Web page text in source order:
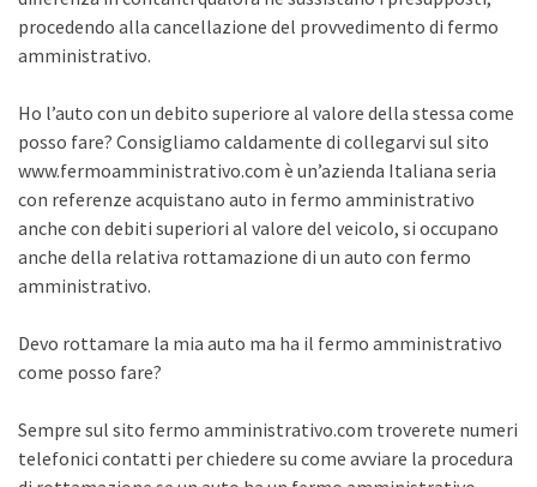
procedendo alla cancellazione del provvedimento di fermo
amministrativo.
Ho l’auto con un debito superiore al valore della stessa come
posso fare? Consigliamo caldamente di collegarvi sul sito
www.fermoamministrativo.com è un’azienda Italiana seria
con referenze acquistano auto in fermo amministrativo
anche con debiti superiori al valore del veicolo, si occupano
anche della relativa rottamazione di un auto con fermo
amministrativo.
Devo rottamare la mia auto ma ha il fermo amministrativo
come posso fare?
Sempre sul sito fermo amministrativo.com troverete numeri
telefonici contatti per chiedere su come avviare la procedura